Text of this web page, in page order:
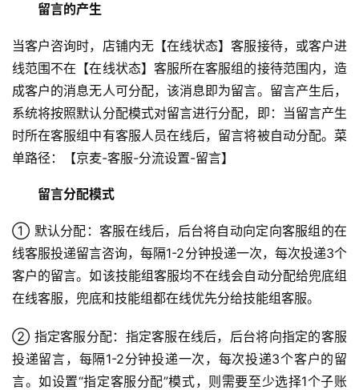
留言的产生
当客户咨询时，店铺内无【在线状态】客服接待，或客户进
线范围不在【在线状态】客服所在客服组的接待范围内，造
成客户的消息无人可分配，该消息即为留言。留言产生后，
系统将按照默认分配模式对留言进行分配，即：当留言产生
时所在客服组中有客服人员在线后，留言将被自动分配。菜
单路径：【京麦-客服-分流设置-留言】
留言分配模式
① 默认分配：客服在线后，后台将自动向定向客服组的在
线客服投递留言咨询，每隔1-2分钟投递一次，每次投递3个
客户的留言。如该技能组客服均不在线会自动分配给兜底组
在线客服，兜底和技能组都在线优先分给技能组客服。
② 指定客服分配：指定客服在线后，后台将向指定的客服
投递留言，每隔1-2分钟投递一次，每次投递3个客户的留
言。如设置“指定客服分配”模式，则需要至少选择1个子账